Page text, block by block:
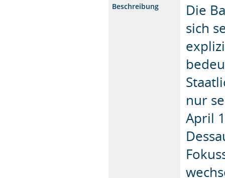
Beschreibung
Die
sich
nur
April